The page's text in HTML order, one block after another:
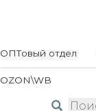
ОПТовый отдел
OZON\WB